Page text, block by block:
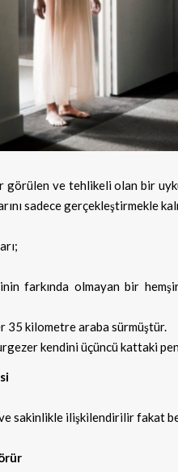
ve tehlikeli olan bir
sadece gerçekleştirmekle
farkında olmayan bir
35 kilometre araba sürmüştür.
kendini üçüncü kattaki
sakinlikle ilişkilendirilir fakat